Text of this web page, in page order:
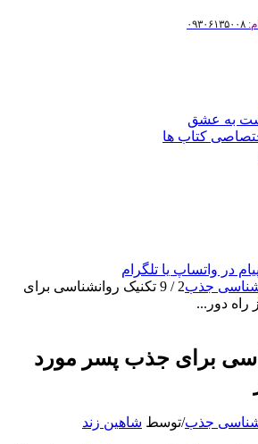
۰۹۳۰۶۱۳۵۰۰۸
به عشق
کتاب ها
در واتساپ یا تلگرام
جذب2
/
9 تکنیک روانشناسی برای
راه دور...
برای جذب پسر مورد
جذب/توسط شاهین زند